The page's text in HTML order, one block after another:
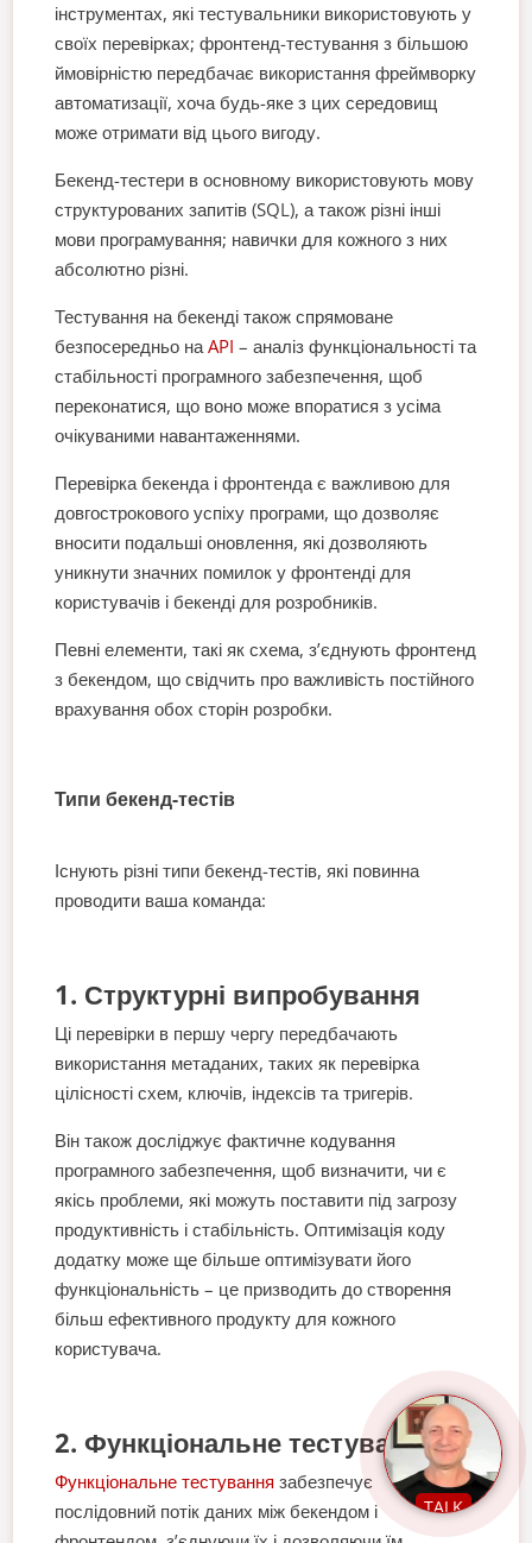
інструментах, які тестувальники використовують у
своїх перевірках; фронтенд-тестування з більшою
ймовірністю передбачає використання фреймворку
автоматизації, хоча будь-яке з цих середовищ
може отримати від цього вигоду.
Бекенд-тестери в основному використовують мову
структурованих запитів (SQL), а також різні інші
мови програмування; навички для кожного з них
абсолютно різні.
Тестування на бекенді також спрямоване
безпосередньо наAPI – аналіз функціональності та
стабільності програмного забезпечення, щоб
переконатися, що воно може впоратися з усіма
очікуваними навантаженнями.
Перевірка бекенда і фронтенда є важливою для
довгострокового успіху програми, що дозволяє
вносити подальші оновлення, які дозволяють
уникнути значних помилок у фронтенді для
користувачів і бекенді для розробників.
Певні елементи, такі як схема, з’єднують фронтенд
з бекендом, що свідчить про важливість постійного
врахування обох сторін розробки.
Типи бекенд-тестів
Існують різні типи бекенд-тестів, які повинна
проводити ваша команда:
1. Структурні випробування
Ці перевірки в першу чергу передбачають
використання метаданих, таких як перевірка
цілісності схем, ключів, індексів та тригерів.
Він також досліджує фактичне кодування
програмного забезпечення, щоб визначити, чи є
якісь проблеми, які можуть поставити під загрозу
продуктивність і стабільність. Оптимізація коду
додатку може ще більше оптимізувати його
функціональність – це призводить до створення
більш ефективного продукту для кожного
користувача.
2. Функціональне тестування
Функціональне тестування забезпечує
послідовний потік даних між бекендом і
TALK